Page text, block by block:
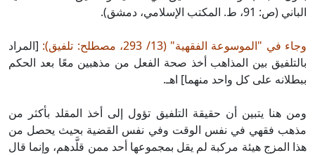
الباني (ص: 91، ط. المكتب الإسلامي، دمشق).
وجاء في "الموسوعة الفقهية" (13/ 293، مصطلح: تلفيق):
[المراد
بالتلفيق بين المذاهب أخذ صحة الفعل من مذهبين معًا بعد الحكم
ببطلانه على كل واحد منهما] اهـ.
ومن هنا يتبين أن حقيقة التلفيق تؤول إلى أخذ المقلد بأكثر من
مذهب فقهي في نفس الوقت وفي نفس القضية بحيث يحصل من
هذا المزج هيئة مركبة لم يقل بمجموعها أحد ممن قلَّدهم، وإنما قال